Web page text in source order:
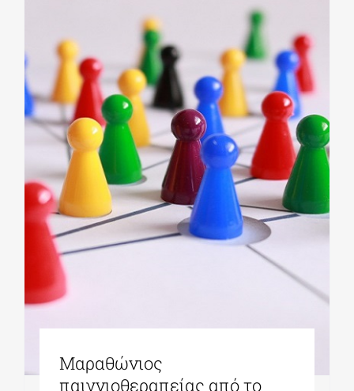
Μαραθώνιος
παιγνιοθεραπείας από το